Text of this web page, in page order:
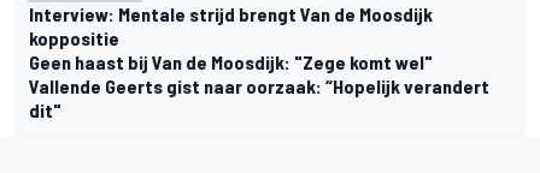
Interview: Mentale strijd brengt Van de Moosdijk
koppositie
Geen haast bij Van de Moosdijk: "Zege komt wel"
Vallende Geerts gist naar oorzaak: “Hopelijk verandert
dit"